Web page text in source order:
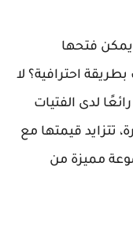
يمكن فتحها
احترافية؟ لا
لدى الفتيات
تتزايد قيمتها مع
مميزة من